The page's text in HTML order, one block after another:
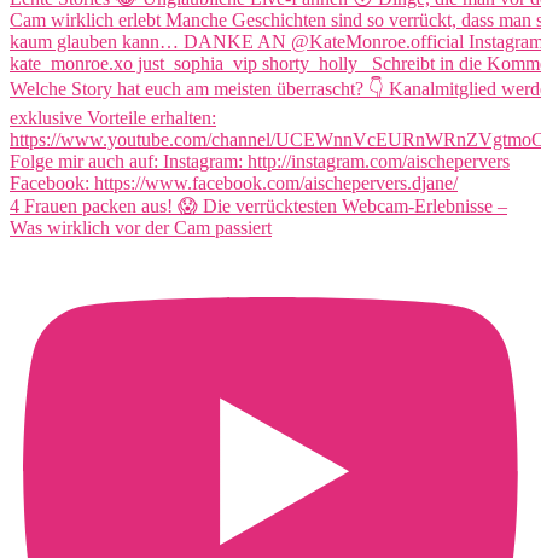
4 Frauen packen aus! 😱 Die verrücktesten Webcam-Erlebnisse –
Was wirklich vor der Cam passiert